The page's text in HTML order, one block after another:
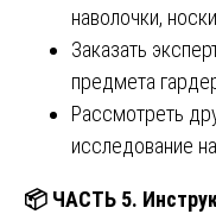
наволочки,
Заказать
предмета
Рассмотреть
исследование
📦 ЧАСТЬ 5.